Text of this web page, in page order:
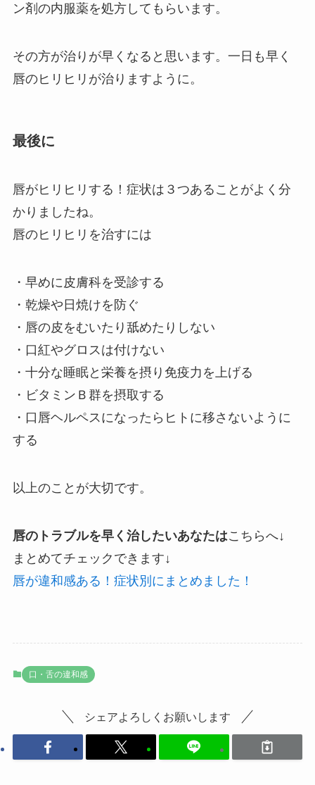
ン剤の内服薬を処方してもらいます。
その方が治りが早くなると思います。一日も早く
唇のヒリヒリが治りますように。
最後に
唇がヒリヒリする！症状は３つあることがよく分
かりましたね。
唇のヒリヒリを治すには
・早めに皮膚科を受診する
・乾燥や日焼けを防ぐ
・唇の皮をむいたり舐めたりしない
・口紅やグロスは付けない
・十分な睡眠と栄養を摂り免疫力を上げる
・ビタミンＢ群を摂取する
・口唇ヘルペスになったらヒトに移さないように
する
以上のことが大切です。
唇のトラブルを早く治したいあなたはこちらへ↓
まとめてチェックできます↓
唇が違和感ある！症状別にまとめました！
口・舌の違和感
シェアよろしくお願いします